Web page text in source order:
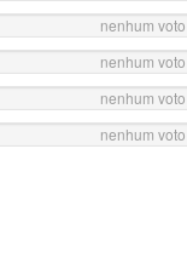
nenhum voto
nenhum voto
nenhum voto
nenhum voto